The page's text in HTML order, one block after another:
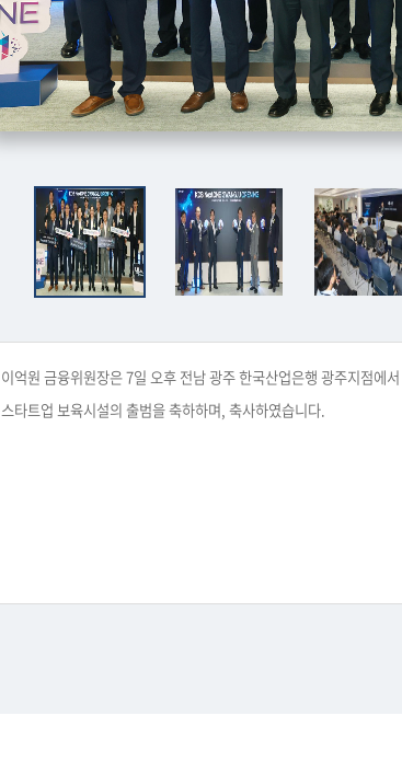
이억원 금융위원장은 7일 오후 전남 광주 한국산업은행 광주지점
스타트업 보육시설의 출범을 축하하며, 축사하였습니다.